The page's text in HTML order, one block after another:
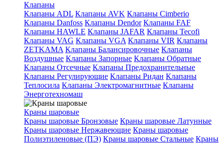
Клапаны
Клапаны ADL Клапаны AVK Клапаны Cimberio
Клапаны Danfoss Клапаны Dendor Клапаны FAF
Клапаны HAWLE Клапаны JAFAR Клапаны Tecofi
Клапаны VAG Клапаны VGA Клапаны VIR Клапаны
ZETKAMA Клапаны Балансировочные Клапаны
Воздушные Клапаны Запорные Клапаны Обратные
Клапаны Отсечные Клапаны Предохранительные
Клапаны Регулирующие Клапаны Ридан Клапаны
Теплосила Клапаны Электромагнитные Клапаны
Энерготехномаш
Краны шаровые
Краны шаровые Бронзовые Краны шаровые Латунные
Краны шаровые Нержавеющие Краны шаровые
Полиэтиленовые (ПЭ) Краны шаровые Стальные Краны